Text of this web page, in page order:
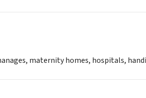
maternity homes, hospitals,